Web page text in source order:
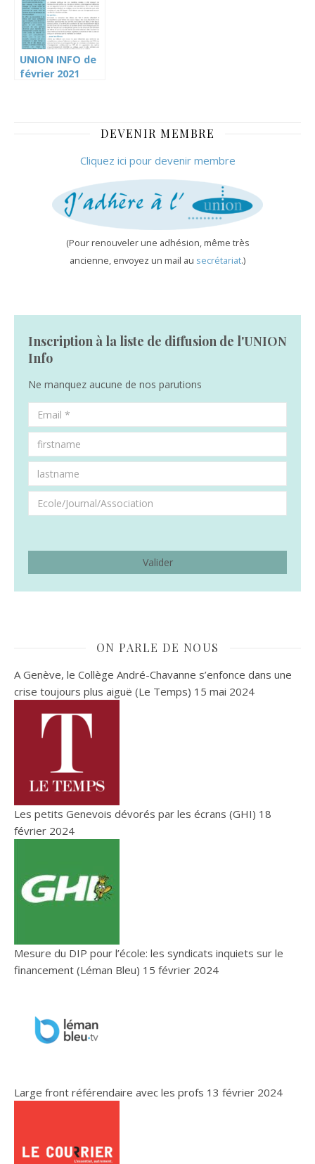
UNION INFO de
février 2021
DEVENIR MEMBRE
Cliquez ici pour devenir membre
(Pour renouveler une adhésion, même très
ancienne, envoyez un mail au secrétariat.)
Inscription à la liste de diffusion de l'UNION
Info
Ne manquez aucune de nos parutions
ON PARLE DE NOUS
A Genève, le Collège André-Chavanne s’enfonce dans une
crise toujours plus aiguë (Le Temps) 15 mai 2024
Les petits Genevois dévorés par les écrans (GHI) 18
février 2024
Mesure du DIP pour l’école: les syndicats inquiets sur le
financement (Léman Bleu) 15 février 2024
Large front référendaire avec les profs 13 février 2024